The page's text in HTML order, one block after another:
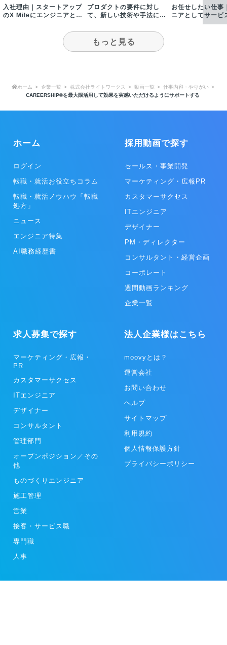
入社理由｜スタートアップ
のX Mileにエンジニアとし
プロダクトの要件に対し
て、新しい技術や手法に挑
です
お任せしたい仕事
ニアとしてサービ
社内ツールの開発
もっと見る
ホーム 企業一覧 株式会社ライトワークス 動画一覧
仕事内容・やりがい
CAREERSHIP®︎を最大限活用して効果を実感いただけるようにサポートする
ホーム
ログイン
転職・就活お役立ちコラム
転職・就活ノウハウ「転職
処方」
ニュース
エンジニア特集
AI職務経歴書
採用動画で探す
セールス・事業開発
マーケティング・広報PR
カスタマーサクセス
ITエンジニア
デザイナー
PM・ディレクター
コンサルタント・経営企画
コーポレート
週間動画ランキング
企業一覧
求人募集で探す
マーケティング・広報・
PR
カスタマーサクセス
ITエンジニア
デザイナー
コンサルタント
管理部門
オープンポジション／その
他
ものづくりエンジニア
施工管理
営業
接客・サービス職
専門職
人事
法人企業様はこちら
moovyとは？
運営会社
お問い合わせ
ヘルプ
サイトマップ
利用規約
個人情報保護方針
プライバシーポリシー